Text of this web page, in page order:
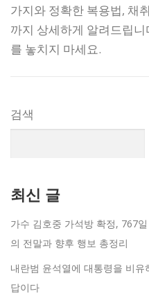
가지와 정확한 복용법, 채
까지 상세하게 알려드립
를 놓치지 마세요.
검색
최신 글
가수 김호중 가석방 확정, 767
의 전말과 향후 행보 총정리
내란범 윤석열에 대통령을 비
답이다